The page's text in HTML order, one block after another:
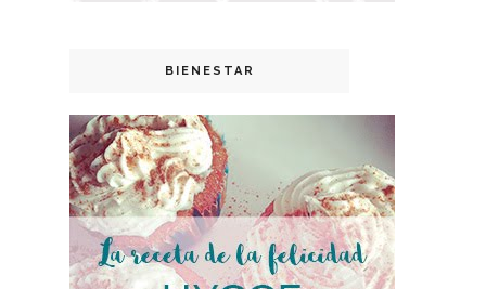
BIENESTAR